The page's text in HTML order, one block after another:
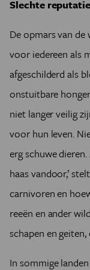
Slechte reputatie
De opmars van
voor iedereen als
afgeschilderd als
onstuitbare
niet langer veilig
voor hun leven.
erg schuwe dieren.
haas vandoor,’
carnivoren en
reeën en ander
schapen en
In sommige